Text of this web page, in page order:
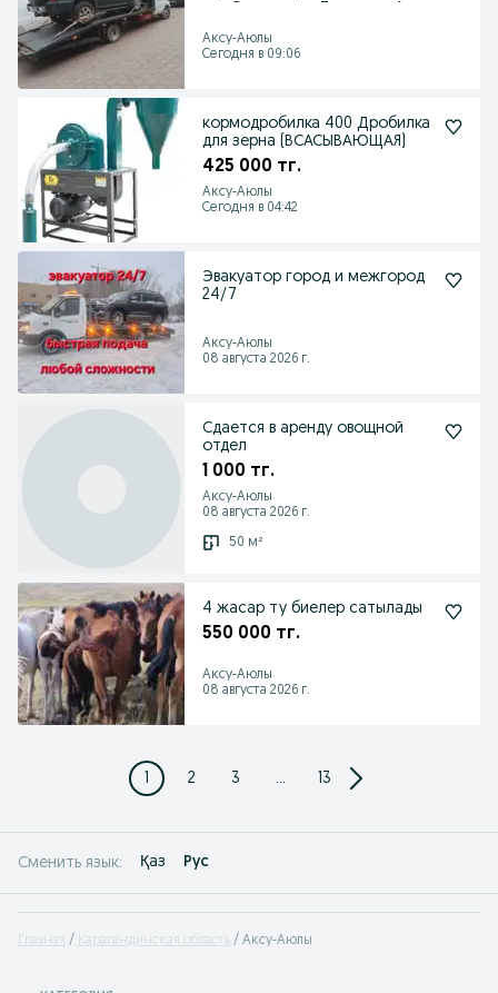
Аксу-Аюлы
Сегодня в 09:06
кормодробилка 400 Дробилка
для зерна (ВСАСЫВАЮЩАЯ)
425 000 тг.
Аксу-Аюлы
Сегодня в 04:42
Эвакуатор город и межгород
24/7
Аксу-Аюлы
08 августа 2026 г.
Сдается в аренду овощной
отдел
1 000 тг.
Аксу-Аюлы
08 августа 2026 г.
50 м²
4 жасар ту биелер сатылады
550 000 тг.
Аксу-Аюлы
08 августа 2026 г.
1 2 3 ... 13
Сменить язык: Қаз Рус
Главная Карагандинская область Аксу-Аюлы